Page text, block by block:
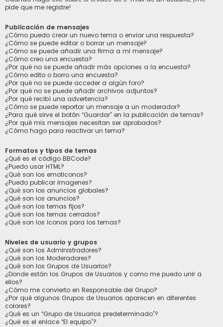
pide que me registre!
Publicación de mensajes
¿Cómo puedo crear un nuevo tema o enviar una respuesta?
¿Cómo se puede editar o borrar un mensaje?
¿Cómo se puede añadir una firma a mi mensaje?
¿Cómo creo una encuesta?
¿Por qué no se puede añadir más opciones a la encuesta?
¿Cómo edito o borro una encuesta?
¿Por qué no se puede acceder a algún foro?
¿Por qué no se puede añadir archivos adjuntos?
¿Por qué recibí una advertencia?
¿Cómo se puede reportar un mensaje a un moderador?
¿Para qué sirve el botón “Guardar” en la publicación de temas?
¿Por qué mis mensajes necesitan ser aprobados?
¿Cómo hago para reactivar un tema?
Formatos y tipos de temas
¿Qué es el código BBCode?
¿Puedo usar HTML?
¿Qué son los emoticonos?
¿Puedo publicar imagenes?
¿Qué son los anuncios globales?
¿Qué son los anuncios?
¿Qué son los temas fijos?
¿Qué son los temas cerrados?
¿Qué son los iconos para los temas?
Niveles de usuario y grupos
¿Qué son los Administradores?
¿Qué son los Moderadores?
¿Qué son los Grupos de Usuarios?
¿Donde están los Grupos de Usuarios y como me puedo unir a
ellos?
¿Cómo me convierto en Responsable del Grupo?
¿Por qué algunos Grupos de Usuarios aparecen en diferentes
colores?
¿Qué es un “Grupo de Usuarios predeterminado”?
¿Qué es el enlace “El equipo”?